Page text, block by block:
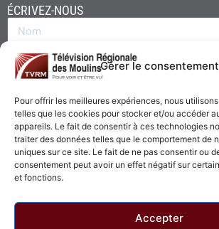
Gérer le consentement
Pour offrir les meilleures expériences, nous
telles que les cookies pour stocker et/ou accéder
appareils. Le fait de consentir à ces technologies
traiter des données telles que le comportement de
uniques sur ce site. Le fait de ne pas consentir ou
consentement peut avoir un effet négatif sur
et fonctions.
Accepter
ÉCRIVEZ-NOUS